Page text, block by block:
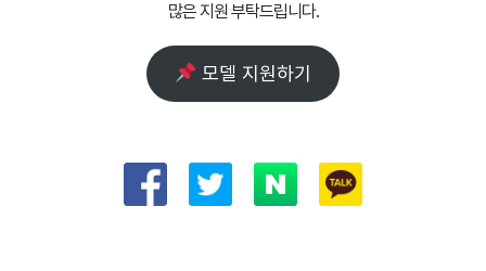
많은 지원 부탁드립니다.
모델 지원하기